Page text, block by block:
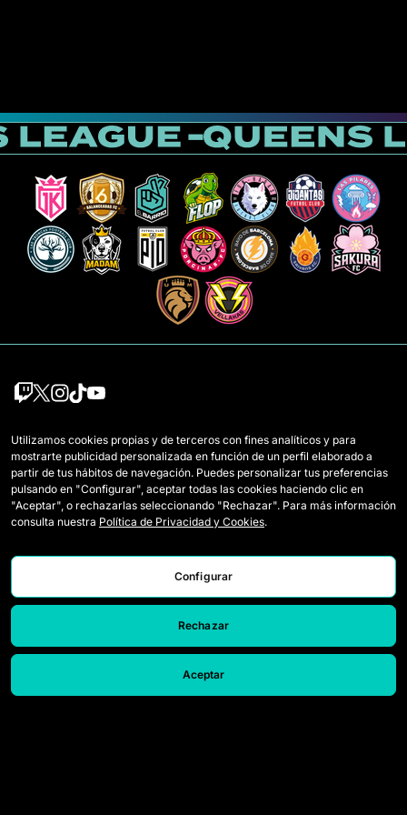
Squadre
Giocatrici Draft
Wildcards
Statistiche
Regolamento
Come si gioca a Queens
Biglietti
Contatti
Lavora con noi
Utilizamos cookies propias y de terceros con fines analíticos y para
mostrarte publicidad personalizada en función de un perfil elaborado a
partir de tus hábitos de navegación. Puedes personalizar tus preferencias
pulsando en "Configurar", aceptar todas las cookies haciendo clic en
"Aceptar", o rechazarlas seleccionando "Rechazar". Para más información
consulta nuestra Política de Privacidad y Cookies.
Configurar
Rechazar
Aceptar